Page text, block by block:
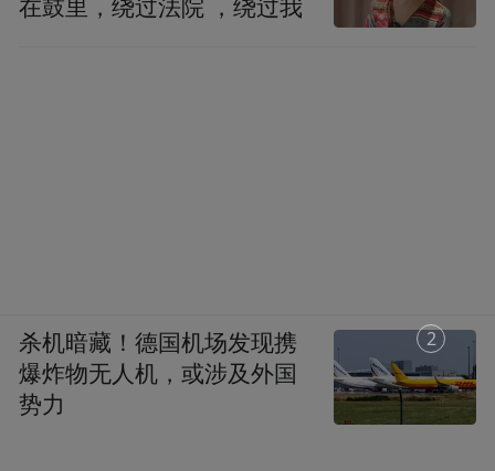
1
在鼓里，绕过法院 ，绕过我
杀机暗藏！德国机场发现携
爆炸物无人机，或涉及外国
势力